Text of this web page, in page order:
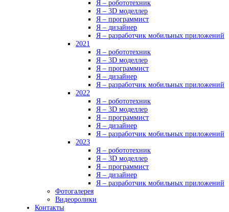
Я – робототехник
Я – 3D моделлер
Я – программист
Я – дизайнер
Я – разработчик мобильных приложений
2021
Я – робототехник
Я – 3D моделлер
Я – программист
Я – дизайнер
Я – разработчик мобильных приложений
2022
Я – робототехник
Я – 3D моделлер
Я – программист
Я – дизайнер
Я – разработчик мобильных приложений
2023
Я – робототехник
Я – 3D моделлер
Я – программист
Я – дизайнер
Я – разработчик мобильных приложений
Фотогалерея
Видеоролики
Контакты